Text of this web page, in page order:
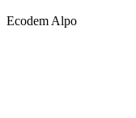
Ecodem Alpo